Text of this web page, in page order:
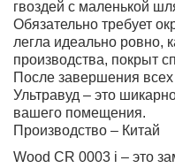
гвоздей с маленькой
Обязательно требует
легла идеально ровно,
производства, покрыт
После завершения
Ультравуд – это
вашего помещения.
Производство – Китай
Wood CR 0003 i – это